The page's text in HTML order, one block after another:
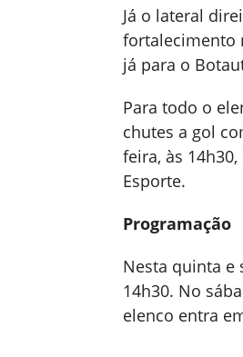
Já o lateral
fortalecimento
já para o
Para todo o
chutes a gol
feira, às
Esporte.
Programação
Nesta quinta e
14h30. No
elenco entra